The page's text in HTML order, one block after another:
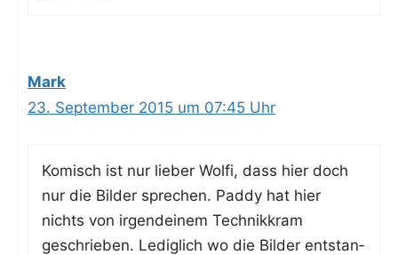
Mark
23. September 2015 um 07:45 Uhr
Komisch ist nur lie­ber Wol­fi, dass hier doch
nur die Bil­der spre­chen. Pad­dy hat hier
nichts von irgend­ei­nem Tech­nik­kram
geschrie­ben. Ledig­lich wo die Bil­der ent­stan­